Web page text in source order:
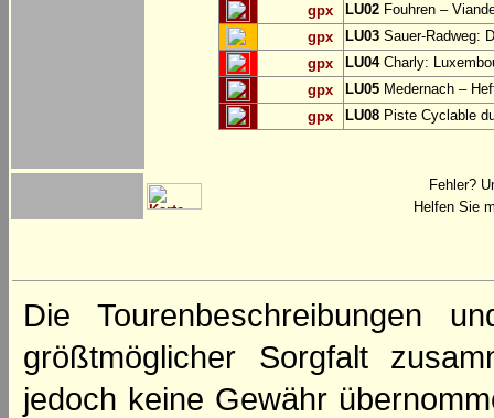
gpx LU02 Fouhren –
gpx
LU03 Sauer-Radweg:
gpx
LU04Charly:
gpx
LU05 Medernach –
gpx
LU08 Piste Cyclable
Fehler?
Helfen Sie
Die Tourenbeschreibungen
größtmöglicher Sorgfalt
jedoch keine Gewähr